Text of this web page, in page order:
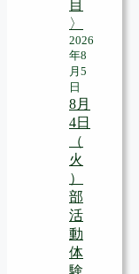
目
〉
2026
年8
月5
日
8月
4日
（
火
）
部
活
動
体